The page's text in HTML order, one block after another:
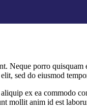
Neque porro
sed do eiusmod
ex ea commodo
mollit anim id est